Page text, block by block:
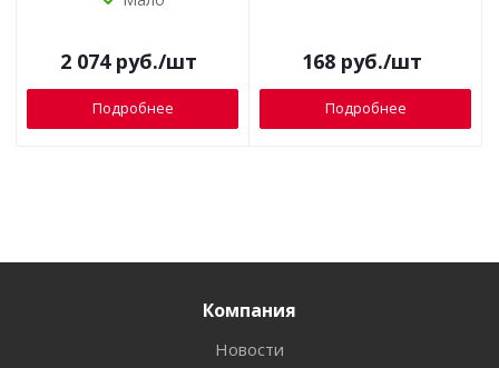
2 074руб./шт
Подробнее
168руб./шт
Подробнее
Компания
Новости